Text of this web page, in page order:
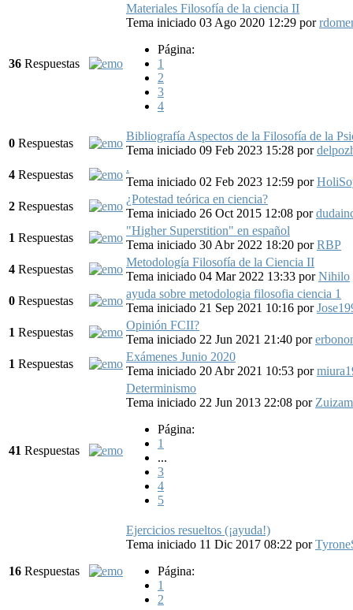
36 Respuestas
Materiales Filosofía de la ciencia II
Tema iniciado 03 Ago 2020 12:29 por
Página:
1
2
3
4
0 Respuestas
Bibliografía Aspectos de la Filosofía de la
Tema iniciado 09 Feb 2023 15:28 por
4 Respuestas
.
Tema iniciado 02 Feb 2023 12:59 por
2 Respuestas
¿Potestad teórica en ciencia?
Tema iniciado 26 Oct 2015 12:08 por
1 Respuestas
"Higher Superstition" en español
Tema iniciado 30 Abr 2022 18:20 porRBP
4 Respuestas
Metodología Filosofía de la Ciencia II
Tema iniciado 04 Mar 2022 13:33 porNihilo
0 Respuestas
ayuda sobre metodologia filosofia ciencia 1
Tema iniciado 21 Sep 2021 10:16 por
1 Respuestas
Opinión FCII?
Tema iniciado 22 Jun 2021 21:40 por
1 Respuestas
Exámenes Junio 2020
Tema iniciado 20 Abr 2021 10:53 por
41 Respuestas
Determinismo
Tema iniciado 22 Jun 2013 22:08 por
Página:
1
...
3
4
5
16 Respuestas
Ejercicios resueltos (¡ayuda!)
Tema iniciado 11 Dic 2017 08:22 por
Página:
1
2